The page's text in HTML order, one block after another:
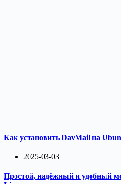
Как установить DavMail на
2025-03-03
Простой, надёжный и удобный